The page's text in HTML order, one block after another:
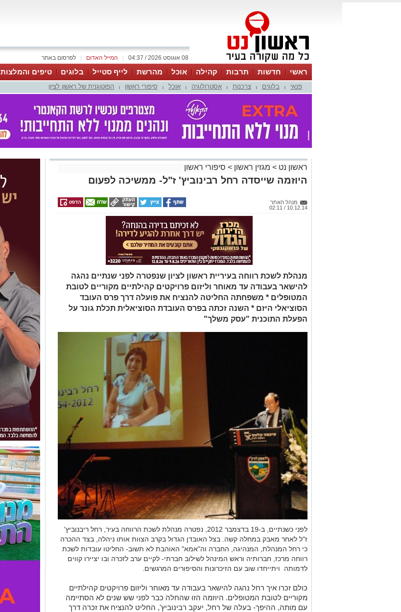
לפרסום באתר המייל האדום 08 אוגוסט 2026 / 04:37
ראשי חדשות תרבות קהילה אוכל מהרשת לייף סטייל בלוגים טיפים והמלצות
פנאי בלוגים צרכנות אסטרולוגיה אוכל סיפורי ראשון הפוטוגנית של ראשון לציון
ראשון נט > מגזין ראשון > סיפורי ראשון
היוזמה שייסדה רחל רבינוביץ' ז"ל- ממשיכה לפעום
מנהל האתר
10.12.14 / 02:11
מנהלת לשכת רווחה בעיריית ראשון לציון שנפטרה לפני שנתיים נהגה
להישאר בעבודה עד מאוחר וליזום פרויקטים קהילתיים מקוריים לטובת
המטופלים * משפחתה החליטה להנציח את פועלה דרך פרס העובד
הסוציאלי היזם * השנה זכתה בפרס העובדת הסוציאלית תכלת גונר על
הפעלת התוכנית "עסק משלך"
לפני כשנתיים, ב-19 בדצמבר 2012, נפטרה מנהלת לשכת הרווחה בעיר, רחל ריבנוביץ'
ז"ל לאחר מאבק במחלה קשה. בצל האובדן הגדול בקרב הצוות אותו ניהלה, בצד ההכרה
כי רחל המנהלת, המנהיגה, החברה וה"אמא" האוהבת לא תשוב- החליטו עובדות לשכת
רווחה מרכז, חברותיה וראש המינהל לשילוב חברתי- לקיים ערב לזכרה ובו יציירו קווים
לדמותה ויתייחדו שוב עם הזיכרונות והסיפורים המרגשים.
כולם זכרו איך רחל נהגה להישאר בעבודה עד מאוחר וליזום פרויקטים קהילתיים
מקוריים לטובת המטופלים. היוזמה הזו שהחלה כבר לפני שש שנים לא הסתיימה
עם מותה, ההיפך- בעלה של רחל, יעקב רבינוביץ', החליט להנציח את זכרה דרך